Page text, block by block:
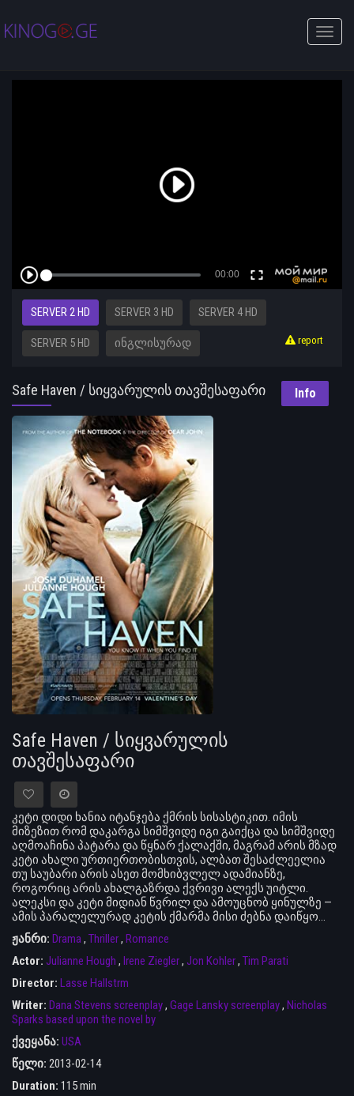
Toggle
SERVER 2 HD SERVER 3 HD SERVER 4 HD
SERVER 5 HD ᲘᲜᲒᲚᲘᲡᲣᲠᲐᲓ report
Safe Haven / სიყვარულის თავშესაფარი Info
Safe Haven / სიყვარულის
თავშესაფარი
კეტი დიდი ხანია იტანჯება ქმრის სისასტიკით. იმის
მიზეზით რომ დაკარგა სიმშვიდე იგი გაიქცა და სიმშვიდე
აღმოაჩინა პატარა და წყნარ ქალაქში, მაგრამ არის მზად
კეტი ახალი ურთიერთობისთვის, ალბათ შესაძლეელია
თუ საუბარი არის ასეთ მომხიბვლელ ადამიანზე,
როგორიც არის ახალგაზრდა ქვრივი ალექს უიტლი.
ალეკსი და კეტი მიდიან წვრილ და ამოუცნობ ყინულზე —
ამის პარალელურად კეტის ქმარმა მისი ძებნა დაიწყო…
ჟანრი: Drama , Thriller, Romance
Actor: Julianne Hough , Irene Ziegler, Jon Kohler, Tim Parati
Director: Lasse Hallstrm
Writer: Dana Stevens screenplay, Gage Lansky screenplay, Nicholas
Sparks based upon the novel by
ქვეყანა: USA
წელი: 2013-02-14
Duration: 115 min